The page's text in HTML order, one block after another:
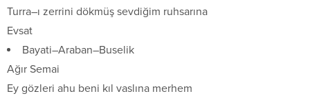
Turra–ı zerrini dökmüş sevdiğim ruhsarına
Evsat
Bayati–Araban–Buselik
Ağır Semai
Ey gözleri ahu beni kıl vaslına merhem